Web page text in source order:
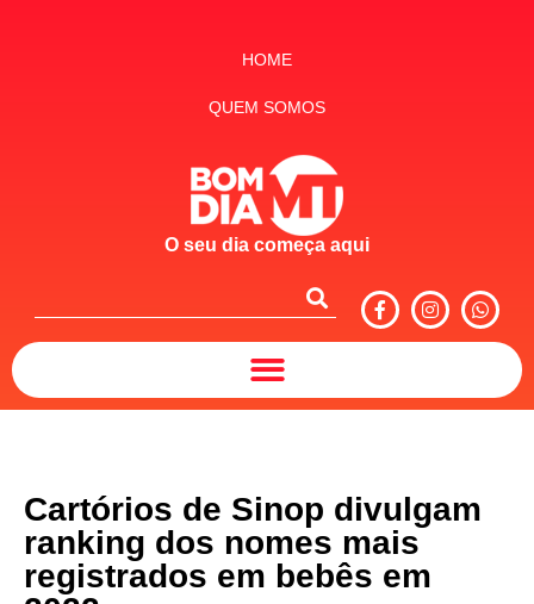
HOME
QUEM SOMOS
O seu dia começa aqui
Cartórios de Sinop divulgam
ranking dos nomes mais
registrados em bebês em